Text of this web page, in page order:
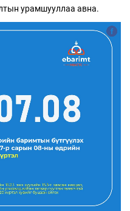
урамшууллаа авна.